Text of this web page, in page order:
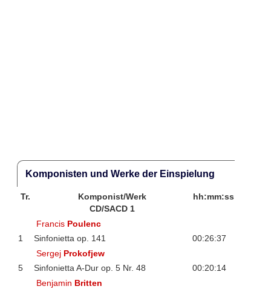
Komponisten und Werke der Einspielung
Tr. Komponist/Werk
hh:mm:ss
CD/SACD 1
Francis Poulenc
1
Sinfonietta op. 141
00:26:37
Sergej Prokofjew
5
Sinfonietta A-Dur op. 5 Nr. 48
00:20:14
Benjamin Britten